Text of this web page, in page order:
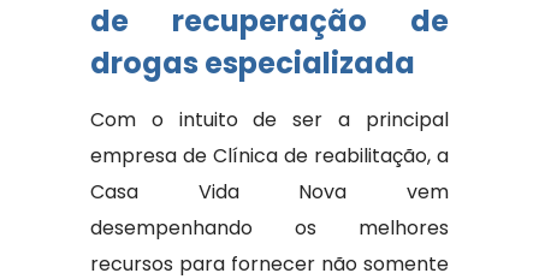
de recuperação de
drogas especializada
Com o intuito de ser a principal
empresa de Clínica de reabilitação, a
Casa Vida Nova vem
desempenhando os melhores
recursos para fornecer não somente